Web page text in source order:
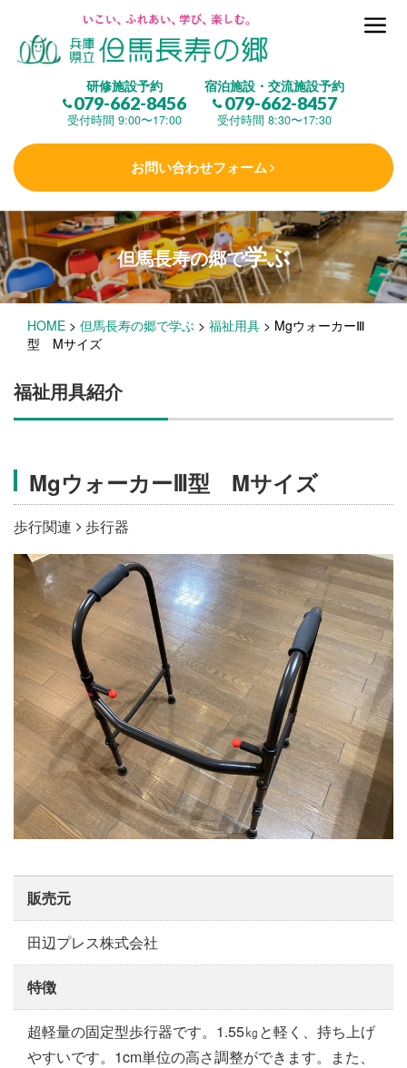
研修施設予約
079-662-8456
受付時間 9:00〜17:00
宿泊施設・交流施設予約
079-662-8457
受付時間 8:30〜17:30
お問い合わせフォーム
但馬長寿の郷とは
(研修施設)
楽しむ
学 ぶ(健康福祉)
泊まる(宿泊)
施設・料金
アクセス
但馬長寿の郷で学ぶ
HOME > 但馬長寿の郷で学ぶ > 福祉用具 > MgウォーカーⅢ
型 Mサイズ
福祉用具紹介
MgウォーカーⅢ型 Mサイズ
歩行関連 歩行器
販売元
田辺プレス株式会社
特徴
超軽量の固定型歩行器です。1.55㎏と軽く、持ち上げ
やすいです。1cm単位の高さ調整ができます。また、